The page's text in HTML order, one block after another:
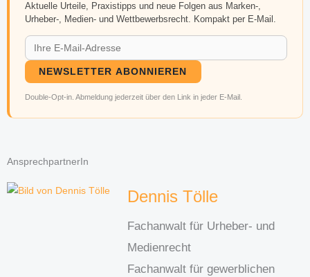
Aktuelle Urteile, Praxistipps und neue Folgen aus Marken-,
Urheber-, Medien- und Wettbewerbsrecht. Kompakt per E-Mail.
NEWSLETTER ABONNIEREN
Double-Opt-in. Abmeldung jederzeit über den Link in jeder E-Mail.
AnsprechpartnerIn
Dennis Tölle
Fachanwalt für Urheber- und
Medienrecht
Fachanwalt für gewerblichen